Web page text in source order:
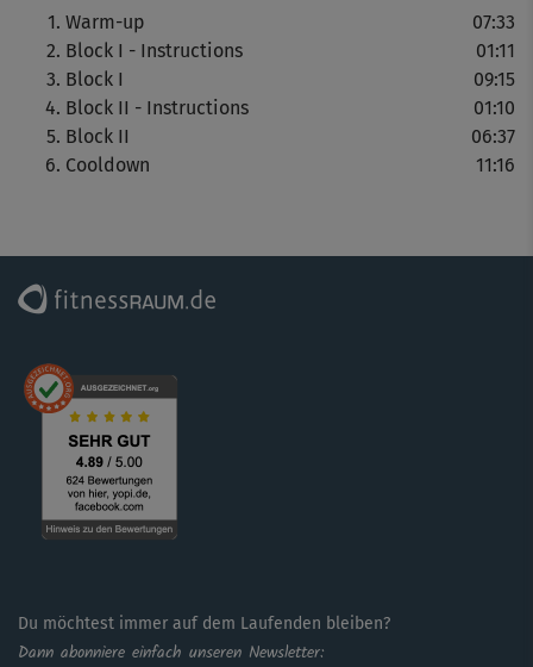
und Seitstütz mit Bein-Lifts bringen dich top in Form,
verbessern deine Kondition und verbrennen jede Menge
Kalorien. Den Cooldown zum Schluss mit kleinen
Stretching-Übungen im Stand kannst du dann wirklich
genießen!
Warm-up
07:33
Block I - Instructions
01:11
Block I
09:15
Block II - Instructions
01:10
Block II
06:37
Cooldown
11:16
Du möchtest immer auf dem Laufenden bleiben?
Dann abonniere einfach unseren Newsletter: